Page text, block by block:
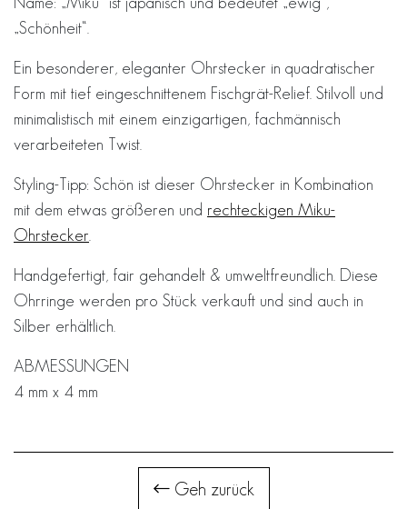
„Schönheit“.
Ein besonderer, eleganter Ohrstecker in quadratischer
Form mit tief eingeschnittenem Fischgrät-Relief. Stilvoll und
minimalistisch mit einem einzigartigen, fachmännisch
verarbeiteten Twist.
Styling-Tipp: Schön ist dieser Ohrstecker in Kombination
mit dem etwas größeren und rechteckigen Miku-
Ohrstecker
Handgefertigt, fair gehandelt & umweltfreundlich. Diese
Ohrringe werden pro Stück verkauft und sind auch in
Silber erhältlich.
ABMESSUNGEN
4 mm x 4 mm
Geh zurück